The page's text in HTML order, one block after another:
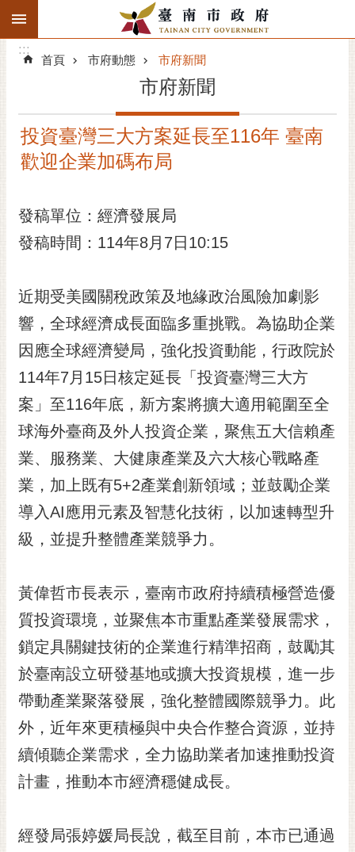
跳到主要內容區塊
搜
階
精彩府城
市府團隊
主題服務
市政資訊
市民互動
黃
偉
哲
光
花
泉
桐
花
網
站
導
覽
訂
閱
RSS
訂
閱
電
報
:::
:::
首頁 市府動態 市府新聞
市府新聞
投資臺灣三大方案延長至116年 臺南
歡迎企業加碼布局
發稿單位：經濟發展局
發稿時間：114年8月7日10:15
近期受美國關稅政策及地緣政治風險加劇影
響，全球經濟成長面臨多重挑戰。為協助企業
因應全球經濟變局，強化投資動能，行政院於
114年7月15日核定延長「投資臺灣三大方
案」至116年底，新方案將擴大適用範圍至全
球海外臺商及外人投資企業，聚焦五大信賴產
業、服務業、大健康產業及六大核心戰略產
業，加上既有5+2產業創新領域；並鼓勵企業
導入AI應用元素及智慧化技術，以加速轉型升
級，並提升整體產業競爭力。
黃偉哲市長表示，臺南市政府持續積極營造優
質投資環境，並聚焦本市重點產業發展需求，
鎖定具關鍵技術的企業進行精準招商，鼓勵其
於臺南設立研發基地或擴大投資規模，進一步
帶動產業聚落發展，強化整體國際競爭力。此
外，近年來更積極與中央合作整合資源，並持
續傾聽企業需求，全力協助業者加速推動投資
計畫，推動本市經濟穩健成長。
經發局張婷媛局長說，截至目前，本市已通過